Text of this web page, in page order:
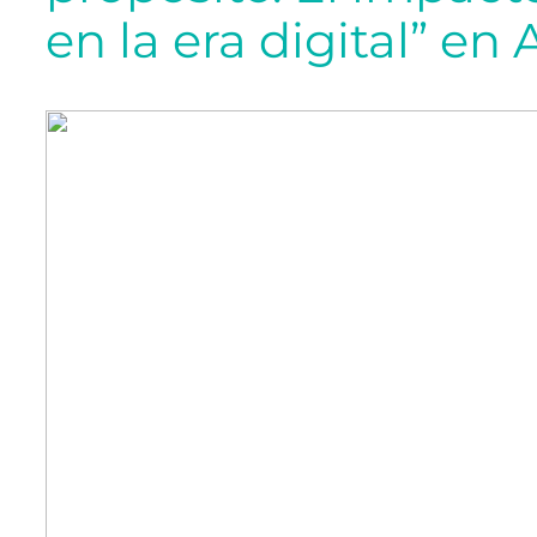
en la era digital” en